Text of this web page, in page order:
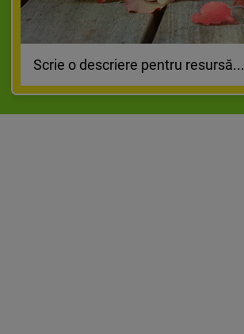
Scrie o descriere pentru resursă...